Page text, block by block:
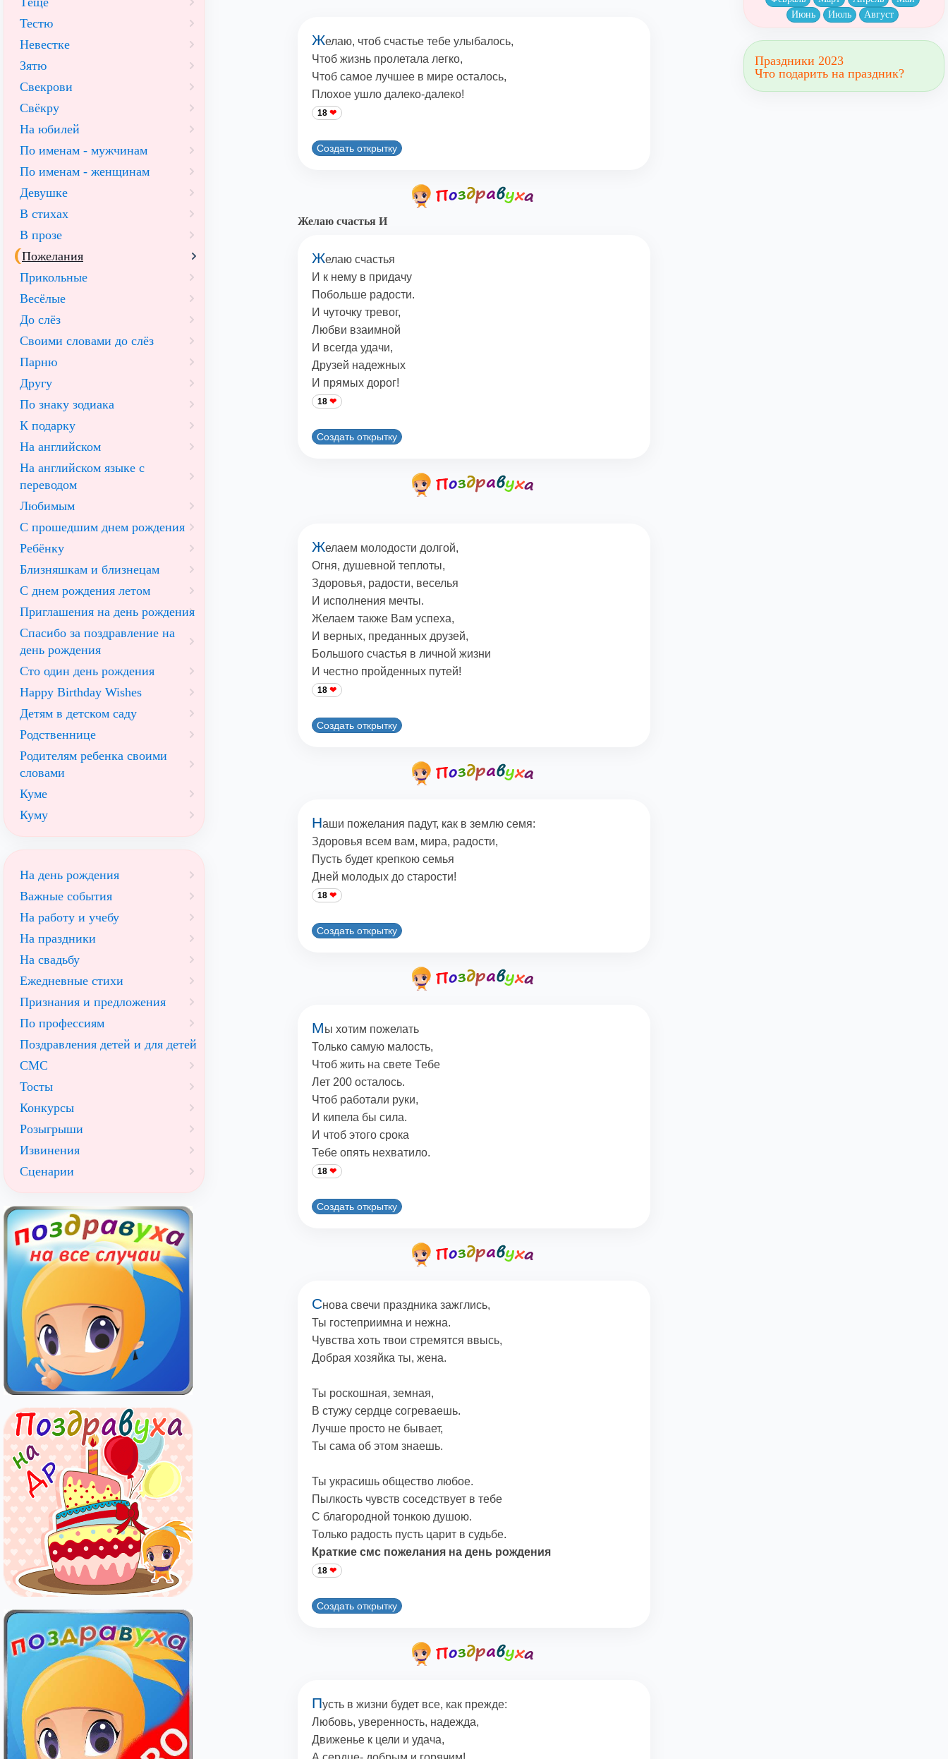
Желаю, чтоб счастье тебе улыбалось,
Чтоб жизнь пролетала легко,
Чтоб самое лучшее в мире осталось,
Плохое ушло далеко-далеко!
18
Создать открытку
Желаю счастья И
Желаю счастья
И к нему в придачу
Побольше радости.
И чуточку тревог,
Любви взаимной
И всегда удачи,
Друзей надежных
И прямых дорог!
18
Создать открытку
Желаем молодости долгой,
Огня, душевной теплоты,
Здоровья, радости, веселья
И исполнения мечты.
Желаем также Вам успеха,
И верных, преданных друзей,
Большого счастья в личной жизни
И честно пройденных путей!
18
Создать открытку
Наши пожелания падут, как в землю семя:
Здоровья всем вам, мира, радости,
Пусть будет крепкою семья
Дней молодых до старости!
18
Создать открытку
Мы хотим пожелать
Только самую малость,
Чтоб жить на свете Тебе
Лет 200 осталось.
Чтоб работали руки,
И кипела бы сила.
И чтоб этого срока
Тебе опять нехватило.
18
Создать открытку
Снова свечи праздника зажглись,
Ты гостеприимна и нежна.
Чувства хоть твои стремятся ввысь,
Добрая хозяйка ты, жена.
Ты роскошная, земная,
В стужу сердце согреваешь.
Лучше просто не бывает,
Ты сама об этом знаешь.
Ты украсишь общество любое.
Пылкость чувств соседствует в тебе
С благородной тонкою душою.
Только радость пусть царит в судьбе.
Краткие смс пожелания на день рождения
18
Создать открытку
Пусть в жизни будет все, как прежде:
Любовь, уверенность, надежда,
Движенье к цели и удача,
Тестю
Невестке
Зятю
Свекрови
Свёкру
На юбилей
По именам - мужчинам
По именам - женщинам
Девушке
В стихах
В прозе
Пожелания
Прикольные
Весёлые
До слёз
Своими словами до слёз
Парню
Другу
По знаку зодиака
К подарку
На английском
На английском языке с
переводом
Любимым
С прошедшим днем рождения
Ребёнку
Близняшкам и близнецам
С днем рождения летом
Приглашения на день рождения
Спасибо за поздравление на
день рождения
Сто один день рождения
Happy Birthday Wishes
Детям в детском саду
Родственнице
Родителям ребенка своими
словами
Куме
Куму
На день рождения
Важные события
На работу и учебу
На праздники
На свадьбу
Ежедневные стихи
Признания и предложения
По профессиям
Поздравления детей и для детей
СМС
Тосты
Конкурсы
Розыгрыши
Извинения
Сценарии
Июнь
Июль Август
Праздники 2023
Что подарить на праздник?